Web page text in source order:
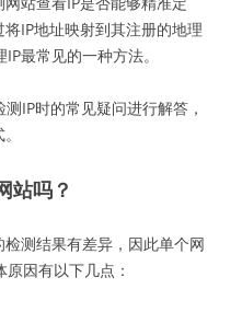
IP地址映射到其注册的地理
最常见的一种方法。
IP时的常见疑问进行解答，
站吗？
测结果有差异，因此单个网
因有以下几点：